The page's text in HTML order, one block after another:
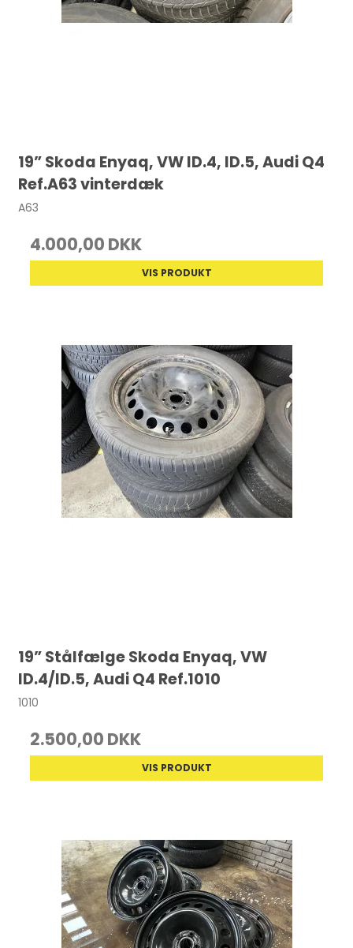
19” Skoda Enyaq, VW ID.4, ID.5, Audi Q4
Ref.A63 vinterdæk
A63
4.000,00 DKK
VIS PRODUKT
19” Stålfælge Skoda Enyaq, VW
ID.4/ID.5, Audi Q4 Ref.1010
1010
2.500,00 DKK
VIS PRODUKT